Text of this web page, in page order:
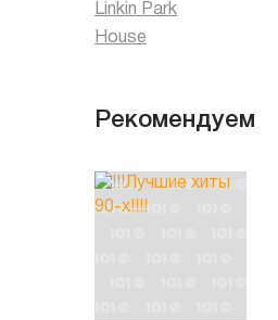
Linkin Park
House
Рекомендуем